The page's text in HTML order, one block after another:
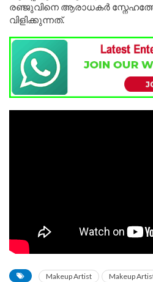
രഞ്ജുവിനെ ആരാധകർ
വിളിക്കുന്നത്.
Makeup Artist
Makeup